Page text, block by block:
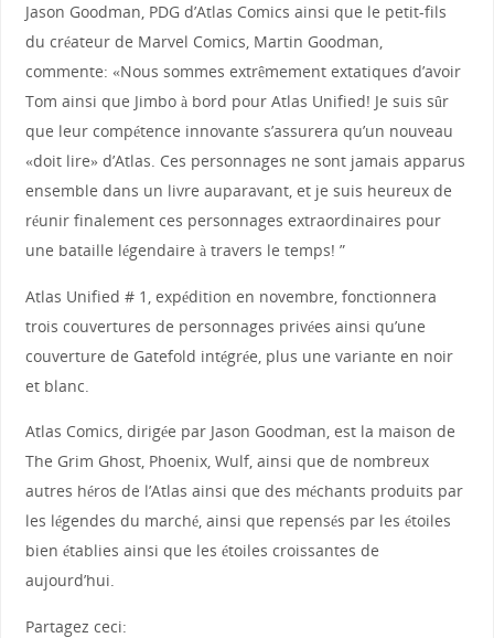
Jason Goodman, PDG d’Atlas Comics ainsi que le petit-fils
du créateur de Marvel Comics, Martin Goodman,
commente: «Nous sommes extrêmement extatiques d’avoir
Tom ainsi que Jimbo à bord pour Atlas Unified! Je suis sûr
que leur compétence innovante s’assurera qu’un nouveau
«doit lire» d’Atlas. Ces personnages ne sont jamais apparus
ensemble dans un livre auparavant, et je suis heureux de
réunir finalement ces personnages extraordinaires pour
une bataille légendaire à travers le temps! ”
Atlas Unified # 1, expédition en novembre, fonctionnera
trois couvertures de personnages privées ainsi qu’une
couverture de Gatefold intégrée, plus une variante en noir
et blanc.
Atlas Comics, dirigée par Jason Goodman, est la maison de
The Grim Ghost, Phoenix, Wulf, ainsi que de nombreux
autres héros de l’Atlas ainsi que des méchants produits par
les légendes du marché, ainsi que repensés par les étoiles
bien établies ainsi que les étoiles croissantes de
aujourd’hui.
Partagez ceci: